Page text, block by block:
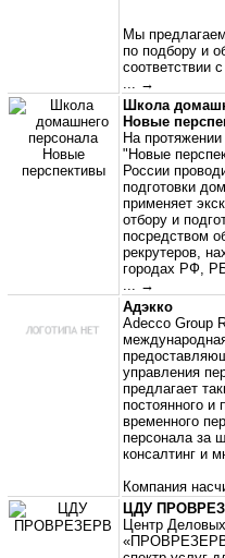
Мы
по подбору и
соответствии
... →
Школа
Новые
На
"Новые
России
подготовки
применяет
отбору и
посредством
рекрутеров,
городах РФ,
... →
Адэкко
Adecco Group
управления
предлагает
постоянного и
временного
персонала за
консалтинг и
Компания
ЦДУ
Центр